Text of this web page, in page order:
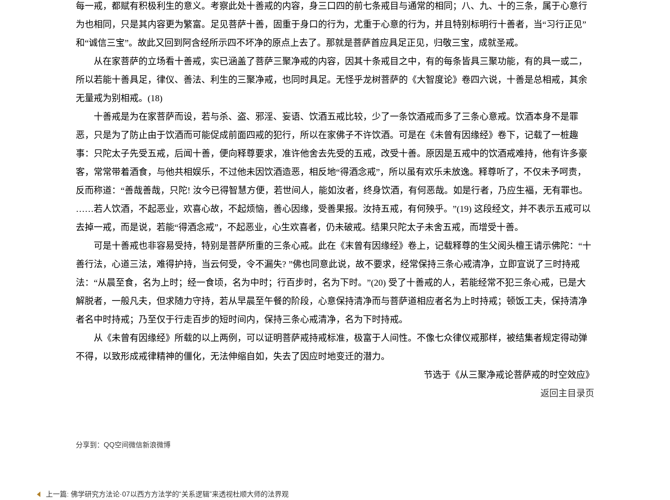
每一戒，都赋有积极利生的意义。考察此处十善戒的内容，身三口四的前七条戒目与通常的相同；八、九、十的三条，属于心意行
为也相同，只是其内容更为繁富。足见菩萨十善，固重于身口的行为，尤重于心意的行为，并且特别标明行十善者，当“习行正见”
和“诚信三宝”。故此又回到阿含经所示四不坏净的原点上去了。那就是菩萨首应具足正见，归敬三宝，成就圣戒。
从在家菩萨的立场看十善戒，实已涵盖了菩萨三聚净戒的内容，因其十条戒目之中，有的每条皆具三聚功能，有的具一或二，
所以若能十善具足，律仪、善法、利生的三聚净戒，也同时具足。无怪乎龙树菩萨的《大智度论》卷四六说，十善是总相戒，其余
无量戒为别相戒。(18)
十善戒是为在家菩萨而设，若与杀、盗、邪淫、妄语、饮酒五戒比较，少了一条饮酒戒而多了三条心意戒。饮酒本身不是罪
恶，只是为了防止由于饮酒而可能促成前面四戒的犯行，所以在家佛子不许饮酒。可是在《未曾有因缘经》卷下，记载了一桩趣
事：只陀太子先受五戒，后闻十善，便向释尊要求，准许他舍去先受的五戒，改受十善。原因是五戒中的饮酒戒难持，他有许多豪
客，常常带着酒食，与他共相娱乐，不过他未因饮酒造恶，相反地“得酒念戒”，所以虽有欢乐未放逸。释尊听了，不仅未予呵责，
反而称道：“善哉善哉，只陀! 汝今已得智慧方便，若世间人，能如汝者，终身饮酒，有何恶哉。如是行者，乃应生褔，无有罪也。
……若人饮酒，不起恶业，欢喜心故，不起烦恼，善心因缘，受善果报。汝持五戒，有何殃乎。”(19) 这段经文，并不表示五戒可以
去掉一戒，而是说，若能“得酒念戒”，不起恶业，心生欢喜者，仍未破戒。结果只陀太子未舍五戒，而增受十善。
可是十善戒也非容易受持，特别是菩萨所重的三条心戒。此在《末曾有因缘经》卷上，记载释尊的生父阅头檀王请示佛陀：“十
善行法，心道三法，难得护持，当云何受，令不漏失? ”佛也同意此说，故不要求，经常保持三条心戒清净，立即宣说了三时持戒
法：“从晨至食，名为上时；经一食顷，名为中时；行百步时，名为下时。”(20) 受了十善戒的人，若能经常不犯三条心戒，已是大
解脱者，一般凡夫，但求随力守持，若从早晨至午餐的阶段，心意保持清净而与菩萨道相应者名为上时持戒；顿饭工夫，保持清净
者名中时持戒；乃至仅于行走百步的短时间内，保持三条心戒清净，名为下时持戒。
从《未曾有因缘经》所载的以上两例，可以证明菩萨戒持戒标准，极富于人间性。不像七众律仪戒那样，被结集者规定得动弹
不得，以致形成戒律精神的僵化，无法伸缩自如，失去了因应时地变迁的潜力。
节选于《从三聚净戒论菩萨戒的时空效应》
返回主目录页
分享到： QQ空间微信新浪微博
上一篇: 佛学研究方法论·07以西方方法学的“关系逻辑”来透视杜顺大师的法界观